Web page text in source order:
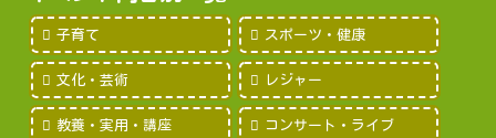
子育て スポーツ・健康
文化・芸術 レジャー
教養・実用・講座 コンサート・ライブ